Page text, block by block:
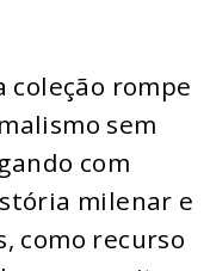
coleção rompe
sem
com
milenar e
como recurso